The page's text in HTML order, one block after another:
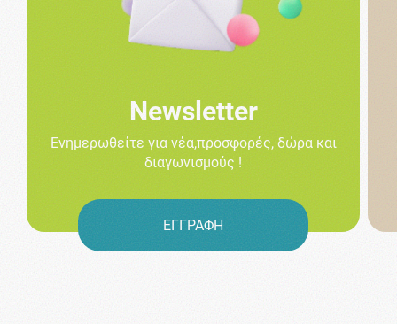
Newsletter
Ενημερωθείτε για νέα,προσφορές, δώρα και
διαγωνισμούς !
ΕΓΓΡΑΦΗ